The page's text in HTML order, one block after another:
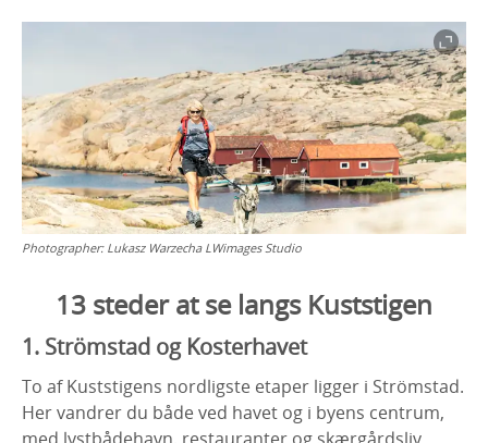
Photographer: Lukasz Warzecha LWimages Studio
13 steder at se langs Kuststigen
1. Strömstad og Kosterhavet
To af Kuststigens nordligste etaper ligger i Strömstad.
Her vandrer du både ved havet og i byens centrum,